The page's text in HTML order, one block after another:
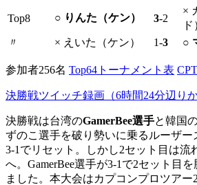
Top8 ○ りんた（ケン） 3-2
×
ド
〃
× えいた（ケン） 1-3 ○
参加者256名 Top64トーナメント表
決勝戦ツイッチ録画（6時間24分辺りか
決勝戦は台湾のGamerBee選手と韓国
ずのこ選手を破り勢いに乗るルーザー
3-1でリセット。しかし2セット目は流
へ。GamerBee選手が3-1で2セット目
ました。本大会はカプコンプロツアー